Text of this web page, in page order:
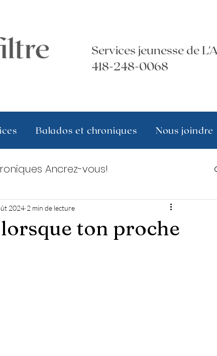
Services jeunesse de
418-248-0068
Balados et chroniques Nous joindre
Ancrez-vous!
ton proche
2024 2 min de lecture